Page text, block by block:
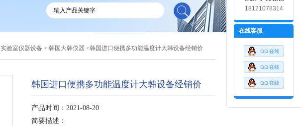
实验室仪器设备 > 韩国大韩仪器 >韩国进口便携多功能温度计大韩设备经销价
韩国进口便携多功能温度计大韩设备经销价
产品时间：2021-08-20
简要描述：
18121078314
在线客服